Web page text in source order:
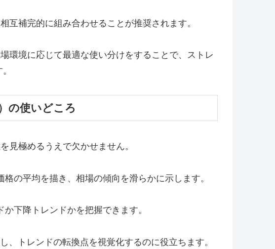
互補完的に組み合わせることが推奨されます。
環境に応じて最適な使い分けをすることで、ストレ
の使いどころ
見極めるうえで欠かせません。
の平均を描き、相場の傾向を滑らかに示します。
下降トレンドかを把握できます。
、トレンドの転換点を視覚化するのに役立ちます。